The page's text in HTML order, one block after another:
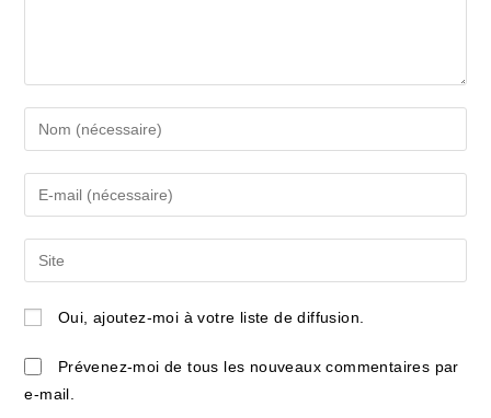
Enter
your
name
comment
Enter
your
email
address
comment
Saisir
l’URL
de
site
(facultatif)
Oui, ajoutez-moi à votre liste de diffusion.
Prévenez-moi de tous les nouveaux commentaires par
e-mail.